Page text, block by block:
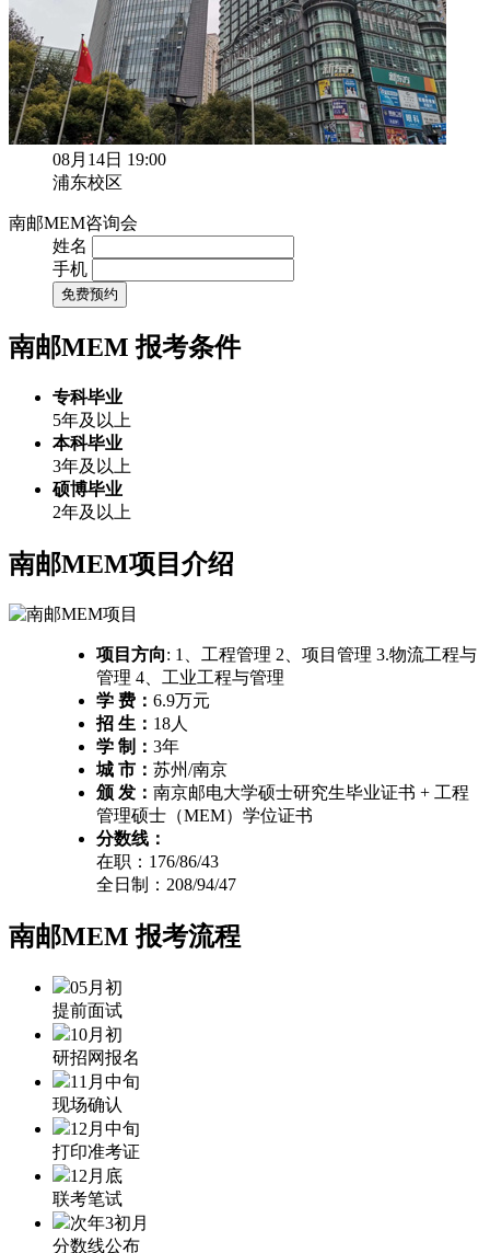
08月14日 19:00
浦东校区
南邮MEM咨询会
姓名
手机
免费预约
南邮MEM 报考条件
专科毕业
5年及以上
本科毕业
3年及以上
硕博毕业
2年及以上
南邮MEM项目介绍
项目方向: 1、工程管理 2、项目管理 3.物流工程与
管理 4、工业工程与管理
学 费： 6.9万元
招 生： 18人
学 制： 3年
城 市： 苏州/南京
颁 发： 南京邮电大学硕士研究生毕业证书 + 工程
管理硕士（MEM）学位证书
分数线：
在职：176/86/43
全日制：208/94/47
南邮MEM 报考流程
05月初
提前面试
10月初
研招网报名
11月中旬
现场确认
12月中旬
打印准考证
12月底
联考笔试
次年3初月
分数线公布